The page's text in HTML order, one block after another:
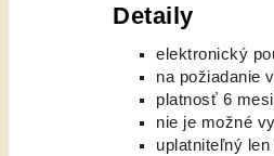
Detaily
elektronický
na požiadanie
platnosť 6
nie je možné
uplatniteľný